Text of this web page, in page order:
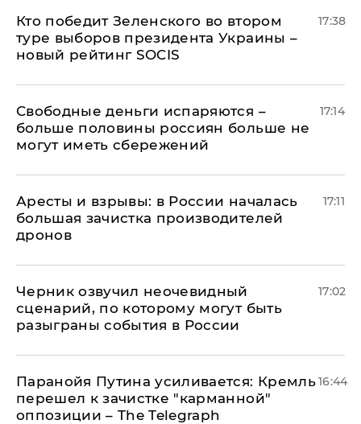
Кто победит Зеленского во втором
туре выборов президента Украины –
новый рейтинг SOCIS
17:38
Свободные деньги испаряются –
больше половины россиян больше не
могут иметь сбережений
17:14
Аресты и взрывы: в России началась
большая зачистка производителей
дронов
17:11
Черник озвучил неочевидный
сценарий, по которому могут быть
разыграны события в России
17:02
Паранойя Путина усиливается: Кремль
перешел к зачистке "карманной"
оппозиции – The Telegraph
16:44